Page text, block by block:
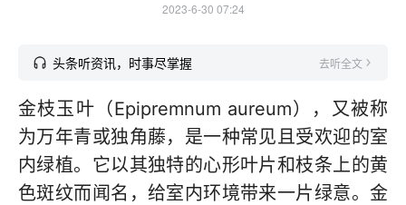
2023-6-30 07:24
头条听资讯，时事尽掌握 去听全文
金枝玉叶（Epipremnum aureum），又被称
为万年青或独角藤，是一种常见且受欢迎的室
内绿植。它以其独特的心形叶片和枝条上的黄
色斑纹而闻名，给室内环境带来一片绿意。金